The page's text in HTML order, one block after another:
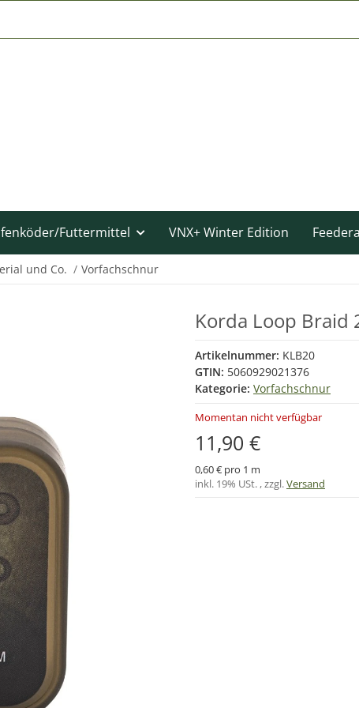
Futtermittel VNX+ Winter Edition
und Co. Vorfachschnur
Korda Loop Braid
Artikelnummer: KLB20
GTIN: 5060929021376
Kategorie: Vorfachschnur
Momentan nicht verfügbar
11,90 €
0,60 € pro 1 m
inkl. 19% USt. , zzgl.Versand